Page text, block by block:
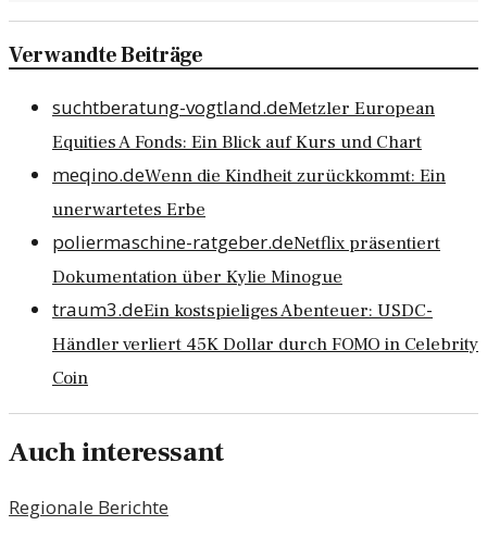
Verwandte Beiträge
suchtberatung-vogtland.deMetzler European
Equities A Fonds: Ein Blick auf Kurs und Chart
meqino.deWenn die Kindheit zurückkommt: Ein
unerwartetes Erbe
poliermaschine-ratgeber.deNetflix präsentiert
Dokumentation über Kylie Minogue
traum3.deEin kostspieliges Abenteuer: USDC-
Händler verliert 45K Dollar durch FOMO in Celebrity
Coin
Auch interessant
Regionale Berichte